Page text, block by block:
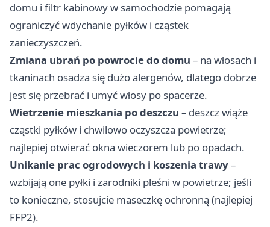
domu i filtr kabinowy w samochodzie pomagają
ograniczyć wdychanie pyłków i cząstek
zanieczyszczeń.
Zmiana ubrań po powrocie do domu – na włosach i
tkaninach osadza się dużo alergenów, dlatego dobrze
jest się przebrać i umyć włosy po spacerze.
Wietrzenie mieszkania po deszczu – deszcz wiąże
cząstki pyłków i chwilowo oczyszcza powietrze;
najlepiej otwierać okna wieczorem lub po opadach.
Unikanie prac ogrodowych i koszenia trawy–
wzbijają one pyłki i zarodniki pleśni w powietrze; jeśli
to konieczne, stosujcie maseczkę ochronną (najlepiej
FFP2).